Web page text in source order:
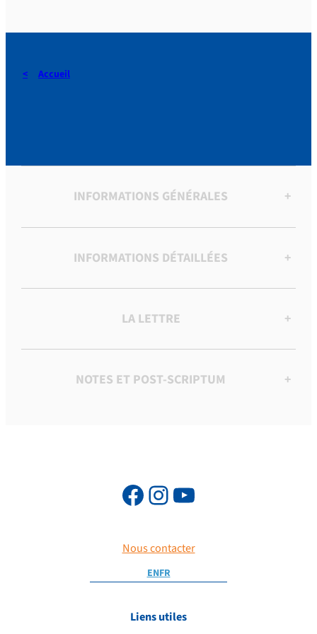
Accueil
INFORMATIONS GÉNÉRALES +
INFORMATIONS DÉTAILLÉES +
LA LETTRE +
NOTES ET POST-SCRIPTUM +
Nous contacter
ENFR
Liens utiles